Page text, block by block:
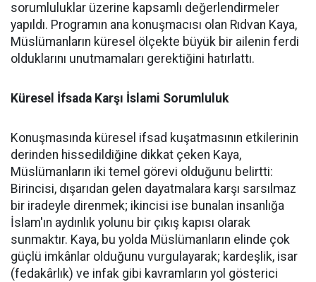
sorumluluklar üzerine kapsamlı değerlendirmeler
yapıldı. Programın ana konuşmacısı olan Rıdvan Kaya,
Müslümanların küresel ölçekte büyük bir ailenin ferdi
olduklarını unutmamaları gerektiğini hatırlattı.
Küresel İfsada Karşı İslami Sorumluluk
Konuşmasında küresel ifsad kuşatmasının etkilerinin
derinden hissedildiğine dikkat çeken Kaya,
Müslümanların iki temel görevi olduğunu belirtti:
Birincisi, dışarıdan gelen dayatmalara karşı sarsılmaz
bir iradeyle direnmek; ikincisi ise bunalan insanlığa
İslam'ın aydınlık yolunu bir çıkış kapısı olarak
sunmaktır. Kaya, bu yolda Müslümanların elinde çok
güçlü imkânlar olduğunu vurgulayarak; kardeşlik, isar
(fedakârlık) ve infak gibi kavramların yol gösterici